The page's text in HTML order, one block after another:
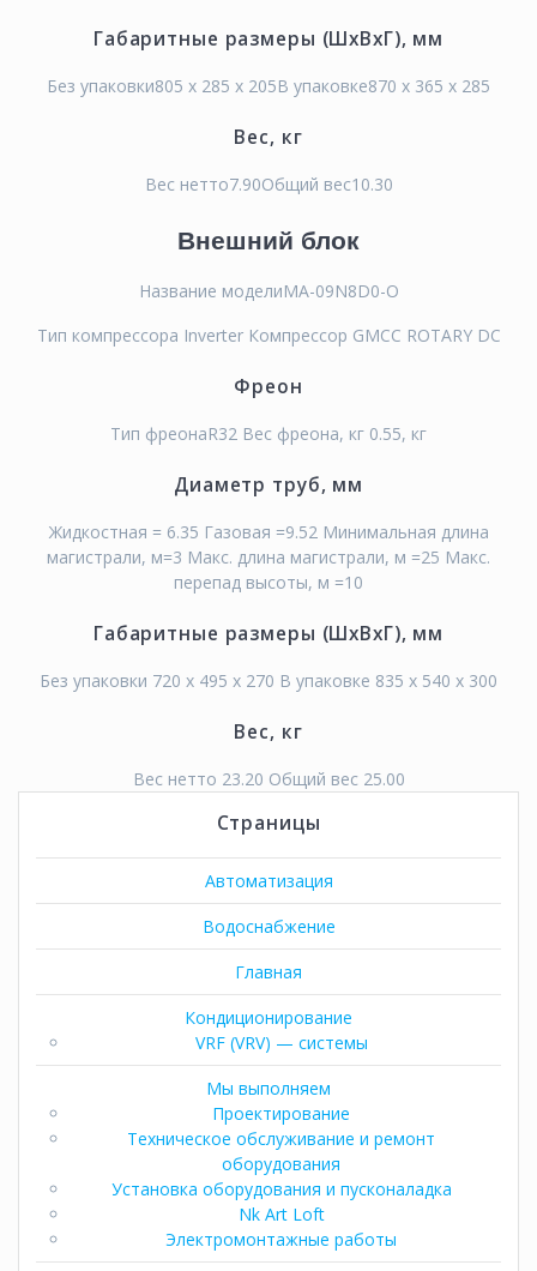
Страницы
Автоматизация
Водоснабжение
Главная
Кондиционирование
VRF (VRV) — системы
Мы выполняем
Проектирование
Техническое обслуживание и ремонт
оборудования
Установка оборудования и пусконаладка
Nk Art Loft
Электромонтажные работы
Габаритные размеры (ШхВхГ), мм
Без упаковки805 x 285 x 205В упаковке870 x 365 x 285
Вес, кг
Вес нетто7.90Общий вес10.30
Внешний блок
Название моделиMA-09N8D0-O
Тип компрессора Inverter Компрессор GMCC ROTARY DC
Фреон
Тип фреонаR32 Вес фреона, кг 0.55, кг
Диаметр труб, мм
Жидкостная = 6.35 Газовая =9.52 Минимальная длина
магистрали, м=3 Макс. длина магистрали, м =25 Макс.
перепад высоты, м =10
Габаритные размеры (ШхВхГ), мм
Без упаковки 720 x 495 x 270 В упаковке 835 x 540 x 300
Вес, кг
Вес нетто 23.20 Общий вес 25.00